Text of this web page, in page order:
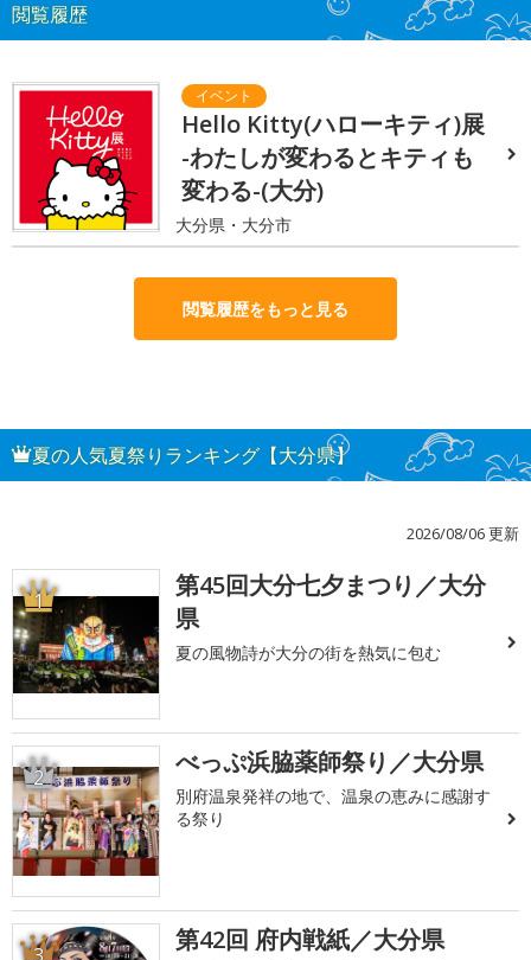
閲覧履歴
Hello Kitty(ハローキティ)展
-わたしが変わるとキティも
変わる-(大分)
大分県・大分市
閲覧履歴をもっと見る
夏の人気夏祭りランキング【大分県】
2026/08/06 更新
1
第45回大分七夕まつり／大分
県
夏の風物詩が大分の街を熱気に包む
2 べっぷ浜脇薬師祭り／大分県
別府温泉発祥の地で、温泉の恵みに感謝す
る祭り
第42回 府内戦紙／大分県